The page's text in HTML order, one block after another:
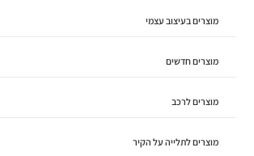
מוצרים בעיצוב עצמי
מוצרים חדשים
מוצרים לרכב
מוצרים לתלייה על הקיר